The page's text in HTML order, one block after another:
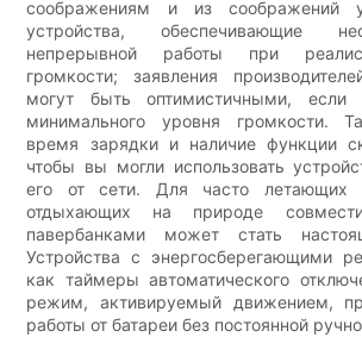
соображениям и из соображений
устройства, обеспечивающие
непрерывной работы при
громкости; заявления
могут быть оптимистичными, если
минимального уровня громкости.
время зарядки и наличие функции
чтобы вы могли использовать
его от сети. Для часто летающих
отдыхающих на природе
павербанками может стать
Устройства с энергосберегающими
как таймеры автоматического
режим, активируемый движением,
работы от батареи без постоянной